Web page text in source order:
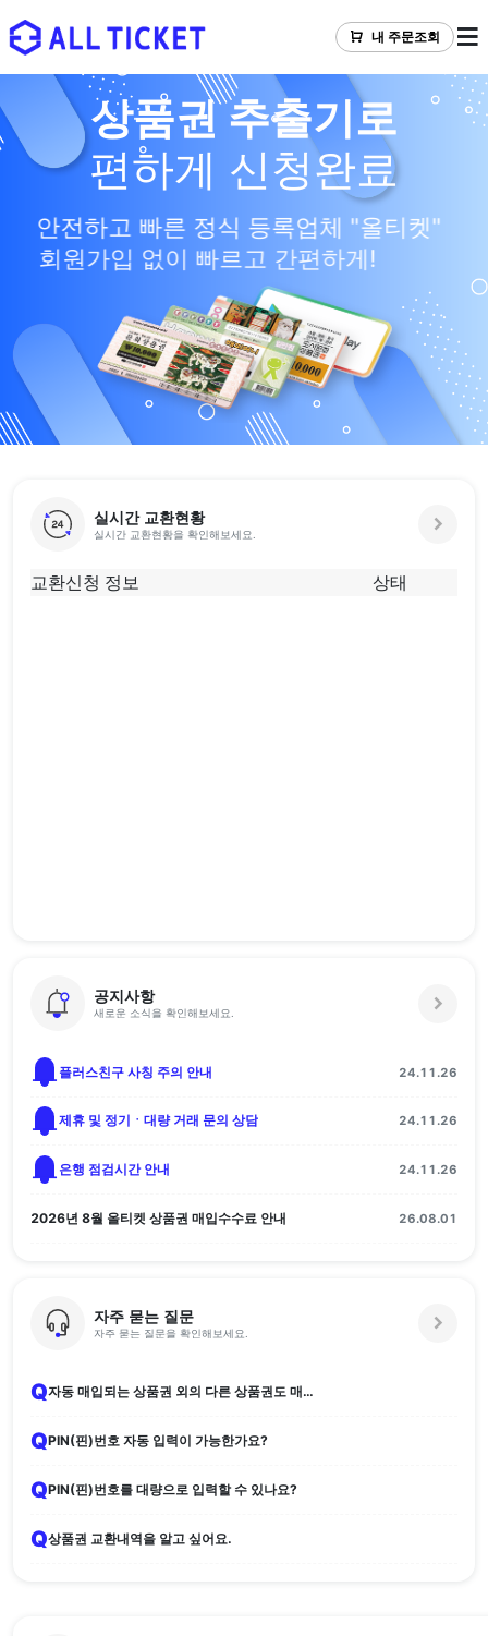
내 주문조회
1분이내 빠른입금
상품권매입
안전한거래
믿고 맡길 수 있는 "올티켓"
상품권 추출기로
편하게 신청완료
안전하고 빠른 정식 등록업체 "올티켓"
회원가입 없이 빠르고 간편하게!
실시간 교환현황
실시간 교환현황을 확인해보세요.
교환신청 정보 상태
공지사항
새로운 소식을 확인해보세요.
플러스친구 사칭 주의 안내 24.11.26
제휴 및 정기ㆍ대량 거래 문의 상담 24.11.26
은행 점검시간 안내 24.11.26
2026년 8월 올티켓 상품권 매입수수료 안내 26.08.01
자주 묻는 질문
자주 묻는 질문을 확인해보세요.
Q 자동 매입되는 상품권 외의 다른 상품권도 매입하나요?
QPIN(핀)번호 자동 입력이 가능한가요?
QPIN(핀)번호를 대량으로 입력할 수 있나요?
Q상품권 교환내역을 알고 싶어요.